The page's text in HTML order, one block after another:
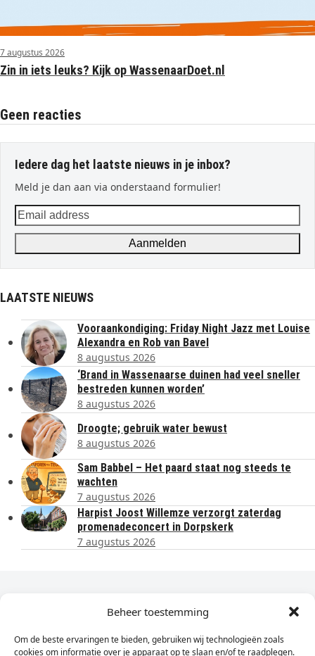
Beheer toestemming
Om de beste ervaringen te bieden, gebruiken wij technologieën zoals
cookies om informatie over je apparaat op te slaan en/of te raadplegen.
7 augustus 2026
Zin in iets leuks? Kijk op WassenaarDoet.nl
Geen reacties
Iedere dag het laatste nieuws in je inbox?
Meld je dan aan via onderstaand formulier!
Email
address
Aanmelden
LAATSTE NIEUWS
Vooraankondiging: Friday Night Jazz met Louise
Alexandra en Rob van Bavel
8 augustus 2026
‘Brand in Wassenaarse duinen had veel sneller
bestreden kunnen worden’
8 augustus 2026
Droogte; gebruik water bewust
8 augustus 2026
Sam Babbel – Het paard staat nog steeds te
wachten
7 augustus 2026
Harpist Joost Willemze verzorgt zaterdag
promenadeconcert in Dorpskerk
7 augustus 2026
Dagelijks het laatste nieuws in je e-mail?
Vul